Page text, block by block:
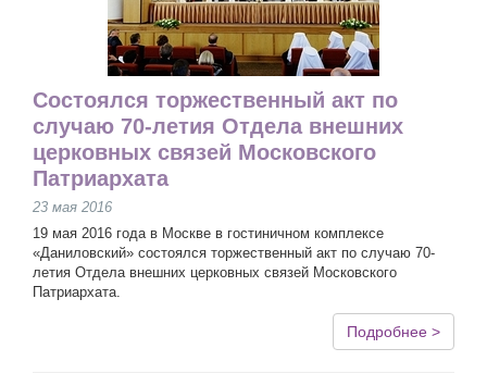
Состоялся торжественный акт по
случаю 70-летия Отдела внешних
церковных связей Московского
Патриархата
23 мая 2016
19 мая 2016 года в Москве в гостиничном комплексе
«Даниловский» состоялся торжественный акт по случаю 70-
летия Отдела внешних церковных связей Московского
Патриархата.
Подробнее >